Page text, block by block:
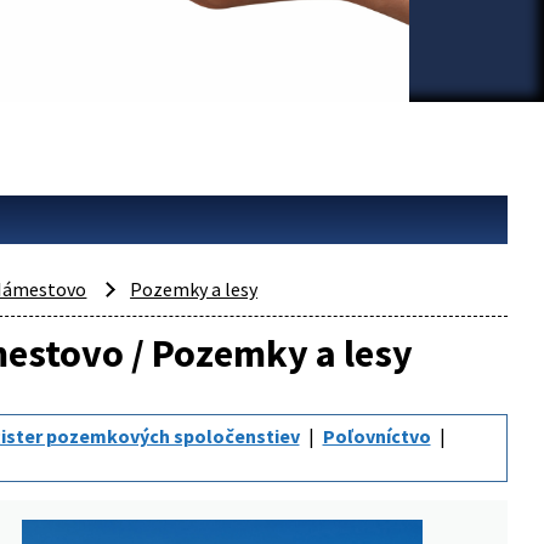
Pozemky a lesy
/ Pozemky a lesy
pozemkových spoločenstiev
Poľovníctvo